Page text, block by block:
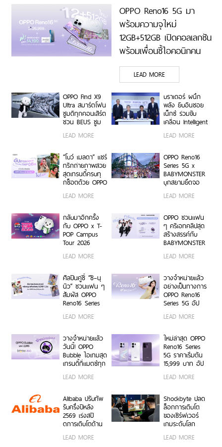
OPPO Reno16 5G มา
พร้อมความจุใหม่
12GB+512GB เปิดคอลเลกชัน
พร้อมเพื่อนซี้ไอคอนิกคน
ล่าสุด Pingu Limited
Edition เติมความน่ารักทุก
โมเมนต์ เริ่ม 7 ส.ค. 69
LEAD MORE
OPPO Find X9
Ultra สมาร์ตโฟน
ซูมดีทุกคอนเสิร์ต
ชวน BEUS ซูม
เก็บทุกโมเมนต์
ความสนุกสุดคม
BUS LIGHT AS
ONE
LEAD MORE
บราเดอร์ ผนึก
พลัง ยิบอินซอย
เน็กซ์ ร่วมขับ
เคลื่อน Intelligent
Document
Transformation
Platform ยก
ระดับการจัดการ
ข้อมูลสู่ยุค
Digital-First
Enterprise
LEAD MORE
“โบว์ เมลดา” แชร์
ทริกถ่ายภาพสวย
สุดเทรนดี้ครบทุ
กช็อตด้วย OPPO
Reno16 Series
5G
LEAD MORE
OPPO Reno16
Series 5G x
BABYMONSTER
บุกสยามยึดจอ
ยักษ์ ส่งต่อแรง
บันดาลใจให้ทุก
เองได้เต็มที่ ผ่าน
OPPO K-POP
Star Random
Dance พร้อม
คลูซีฟ
LEAD MORE
กลับมาอีกครั้ง
กับ OPPO x T-
POP Campus
Tour 2026
เตรียมขนความ
สนุก บุก 6 รั้ว
ประเทศ ชวนเหล่า
นักศึกษา มา
Make Your
Moment กับ
Series 5G เร็ว ๆ
LEAD MORE
OPPO ชวนแฟน
ๆ ครีเอทคลิปสุด
สร้างสรรค์กับ
BABYMONSTER
ลุ้นรับบัตร
คอนเสิร์ตโซน VIP
Edition Gift Box
สุดเอ็กซ์คลูซีฟ
ร่วมสนุกได้ตั้งแต่
6 ก.ค. – 17 ส.ค.
LEAD MORE
ศิลปินคู่ซี้ “ซี–นุ
นิว” ชวนแฟน ๆ
สัมผัส OPPO
Reno16 Series
5G ผ่าน Live
Unbox พร้อม
กล้องมุมกว้าง
พิเศษ 50MP
0.6x เก็บทุก
โมเมนต์ โดดเด่น
LEAD MORE
วางจำหน่ายแล้ว
อย่างเป็นทางการ
OPPO Reno16
Series 5G อัป
เกรดกล้องมุม
กว้างพิเศษ
0.6x ถ่ายคนสวย
สีผิวเป็น
ธรรมชาติทั้งภาพ
นิ่งและวิดีโอ ใน
ราคาเริ่มต้นเพียง
15,999 บาท
สมนาคุณสุดคุ้ม
ค่า!
LEAD MORE
วางจำหน่ายแล้ว
วันนี้! OPPO
Bubble ไอเทมสุด
เทรนดี้ที่แมตช์ทุก
ไลฟ์สไตล์ เปิด 5
คุณสมบัติเด่น ใช้
งานได้ทั้งบนสมา
ร์ตโฟน OPPO
และระบบ iOS ใน
ราคา 2,999 บาท
LEAD MORE
ใหม่ล่าสุด OPPO
Reno16 Series
5G ราคาเริ่มต้น
15,999 บาท อัป
เกรดกล้องมุม
กว้างพิเศษ
สวยทั้งภาพและ
วิดีโอ พร้อม
ดีไซน์ดวงดาว 3
มิติ ครั้งแรกใน
LEAD MORE
Alibaba ปรับทัพ
รับครึ่งปีหลัง
2569 เร่งสปี
ดการเติบโตด้าน
AI ความพร้อม
ขององค์กร
LEAD MORE
Shockbyte ปลด
ล็อกการเติบโต
ของเซิร์ฟเวอร์
เกมระดับโลก
ด้วยขุมพลัง
เซิร์ฟเวอร์
LEAD MORE